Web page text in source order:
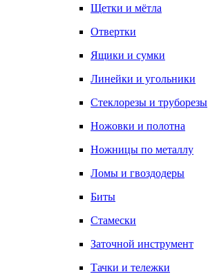
Щетки и мётла
Отвертки
Ящики и сумки
Линейки и угольники
Стеклорезы и труборезы
Ножовки и полотна
Ножницы по металлу
Ломы и гвоздодеры
Биты
Стамески
Заточной инструмент
Тачки и тележки